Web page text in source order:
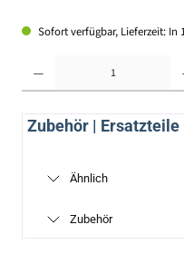
Sofort verfügbar, Lieferzeit: In
Zubehör |
Ähnlich
Zubehör